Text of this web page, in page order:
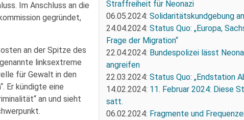
Im Anschluss an die
gegründet,
an der Spitze des
linksextreme
für Gewalt in den
Er kündigte eine
an und sieht
Straffreiheit für Neonazi
06.05.2024: Solidaritätskundgebung
24.04.2024: Status Quo: „Europa,
Frage der Migration“
22.04.2024: Bundespolizei lässt
angreifen
22.03.2024: Status Quo: „Endstation
14.02.2024: 11. Februar 2024: Diese
satt.
06.02.2024: Fragmente und